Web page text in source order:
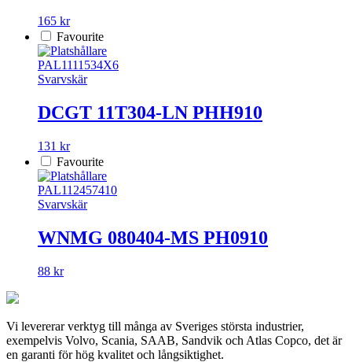
165 kr
Favourite
PAL1111534X6
Svarvskär
DCGT 11T304-LN PHH910
131 kr
Favourite
PAL112457410
Svarvskär
WNMG 080404-MS PH0910
88 kr
Vi levererar verktyg till många av Sveriges största industrier,
exempelvis Volvo, Scania, SAAB, Sandvik och Atlas Copco, det är
en garanti för hög kvalitet och långsiktighet.